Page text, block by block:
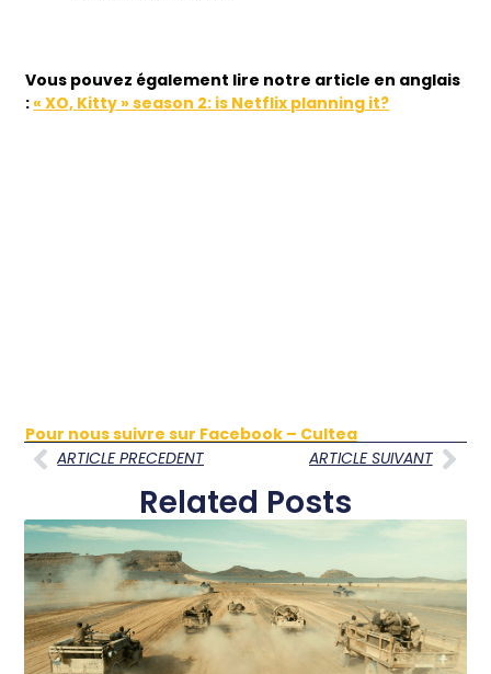
Vous pouvez également lire notre article en anglais
:« XO, Kitty » season 2: is Netflix planning it?
Pour nous suivre sur Facebook – Cultea
ARTICLE PRECEDENT
ARTICLE SUIVANT
Related Posts